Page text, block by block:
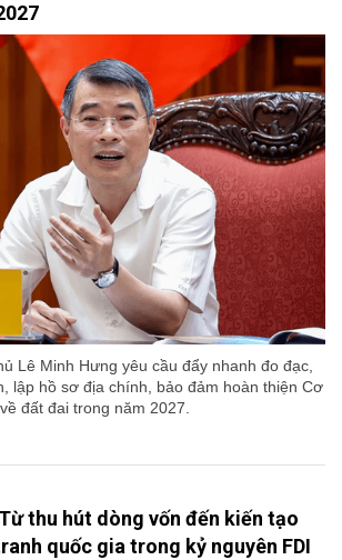
Lê Minh Hưng yêu cầu đẩy nhanh đo đạc,
lập hồ sơ địa chính, bảo đảm hoàn thiện Cơ
đất đai trong năm 2027.
thu hút dòng vốn đến kiến tạo
quốc gia trong kỷ nguyên FDI